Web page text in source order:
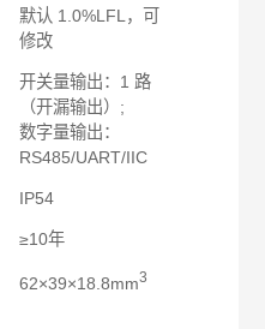
默认 1.0%LFL，可
修改
开关量输出：1 路
（开漏输出）;
数字量输出：
RS485/UART/IIC
IP54
≥10年
62×39×18.8mm3